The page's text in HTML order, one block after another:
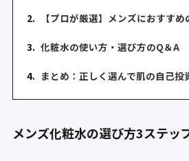
2. 【プロが厳選】メンズにおすす
3. 化粧水の使い方・選び方のQ＆A
4. まとめ：正しく選んで肌の自己投
メンズ化粧水の選び方3ステッ